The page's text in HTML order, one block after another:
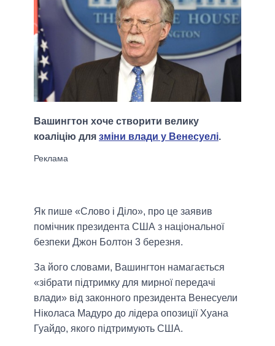
Вашингтон хоче створити велику
коаліцію для зміни влади у Венесуелі.
Як пише «Слово і Діло», про це заявив
помічник президента США з національної
безпеки Джон Болтон 3 березня.
За його словами, Вашингтон намагається
«зібрати підтримку для мирної передачі
влади» від законного президента Венесуели
Ніколаса Мадуро до лідера опозиції Хуана
Гуайдо, якого підтримують США.